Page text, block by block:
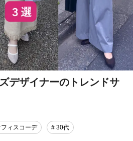
ズデザイナーのトレンドサ
ィスコーデ # 30代